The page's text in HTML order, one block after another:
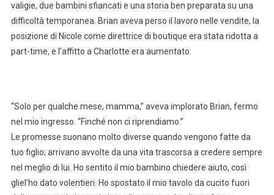
valigie, due bambini sfiancati e una storia ben preparata su una
difficoltà temporanea. Brian aveva perso il lavoro nelle vendite, la
posizione di Nicole come direttrice di boutique era stata ridotta a
part-time, e l’affitto a Charlotte era aumentato.
“Solo per qualche mese, mamma,” aveva implorato Brian, fermo
nel mio ingresso. “Finché non ci riprendiamo.”
Le promesse suonano molto diverse quando vengono fatte da
tuo figlio; arrivano avvolte da una vita trascorsa a credere sempre
nel meglio di lui. Ho sentito il mio bambino chiedere aiuto, così
gliel’ho dato volentieri. Ho spostato il mio tavolo da cucito fuori